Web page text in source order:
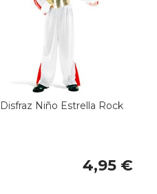
Disfraz Niño Estrella Rock
4,95 €